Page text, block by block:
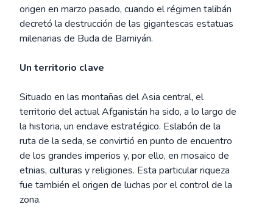
origen en marzo pasado, cuando el régimen talibán
decretó la destrucción de las gigantescas estatuas
milenarias de Buda de Bamiyán.
Un territorio clave
Situado en las montañas del Asia central, el
territorio del actual Afganistán ha sido, a lo largo de
la historia, un enclave estratégico. Eslabón de la
ruta de la seda, se convirtió en punto de encuentro
de los grandes imperios y, por ello, en mosaico de
etnias, culturas y religiones. Esta particular riqueza
fue también el origen de luchas por el control de la
zona.